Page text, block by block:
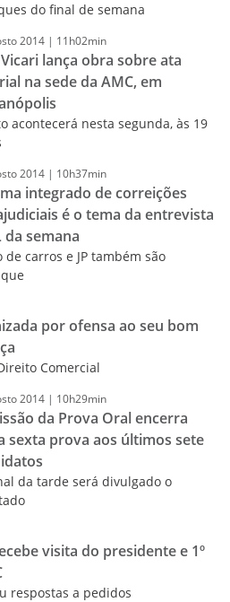
do final de semana
2014 | 11h02min
lança obra sobre ata
na sede da AMC, em
acontecerá nesta segunda, às 19
2014 | 10h37min
integrado de correições
é o tema da entrevista
da semana
de carros e JP também são
por ofensa ao seu bom
Comercial
2014 | 10h29min
da Prova Oral encerra
sexta prova aos últimos sete
da tarde será divulgado o
visita do presidente e 1º
respostas a pedidos